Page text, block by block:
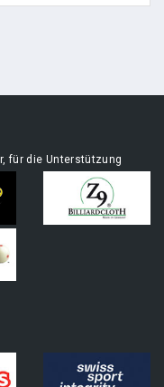
für die Unterstützung